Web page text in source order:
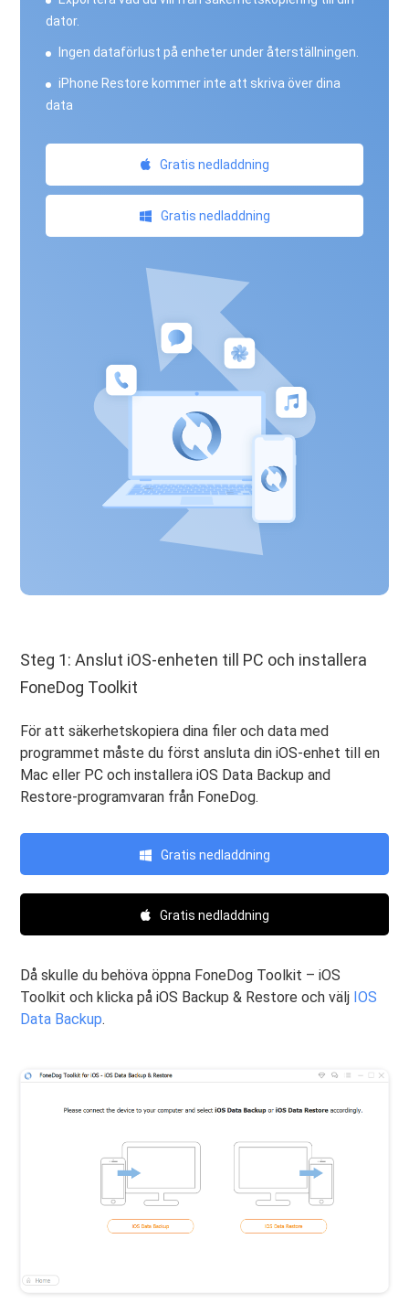
dator.
Ingen dataförlust på enheter under återställningen.
iPhone Restore kommer inte att skriva över dina
data
Gratis nedladdning
Gratis nedladdning
Steg 1: Anslut iOS-enheten till PC och installera
FoneDog Toolkit
För att säkerhetskopiera dina filer och data med
programmet måste du först ansluta din iOS-enhet till en
Mac eller PC och installera iOS Data Backup and
Restore-programvaran från FoneDog.
Gratis nedladdning
Gratis nedladdning
Då skulle du behöva öppna FoneDog Toolkit – iOS
Toolkit och klicka på iOS Backup & Restore och välj IOS
Data Backup.